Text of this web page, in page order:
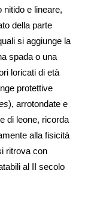
nitido e lineare,
della parte
si aggiunge la
spada o una
loricati di età
protettive
), arrotondate e
di leone, ricorda
alla fisicità
ritrova con
al II secolo